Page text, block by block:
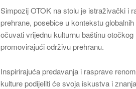
Simpozij OTOK na stolu je istraživački i
prehrane, posebice u kontekstu
očuvati vrijednu kulturnu baštinu
promovirajući održivu prehranu.
Inspirirajuća predavanja i rasprave
kulture podijeliti će svoja iskustva i